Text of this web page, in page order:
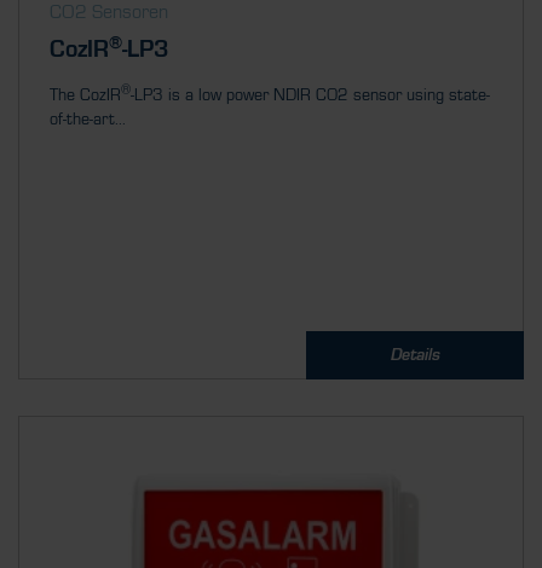
CO2 Sensoren
CozIR®-LP3
The CozIR®-LP3 is a low power NDIR CO2 sensor using state-
of-the-art...
Details